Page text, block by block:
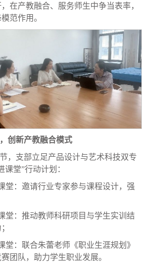
在产教融合、服务师生中争当表率，
范作用。
创新产教融合模式
，支部立足产品设计与艺术科技双专
课堂”行动计划：
堂：邀请行业专家参与课程设计，强
堂：推动教师科研项目与学生实训结
堂：联合朱蕾老师《职业生涯规划》
团队，助力学生职业发展。